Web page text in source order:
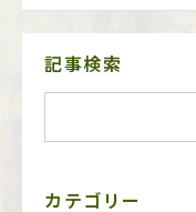
サ
ニ
記事検索
カテゴリー